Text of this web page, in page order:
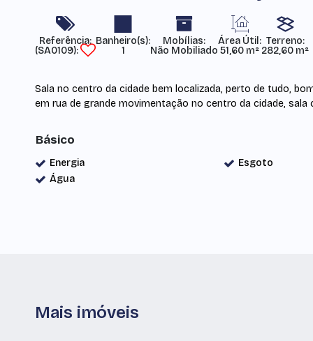
Referência:
(SA0109)
1
Mobílias:
Não Mobiliado
Área Útil:
51,60 m²
Terreno:
282,60 m²
Sala no centro da cidade bem localizada, perto de tudo,
em rua de grande movimentação no centro da cidade, sala
Básico
Energia Esgoto
Água
Mais imóveis